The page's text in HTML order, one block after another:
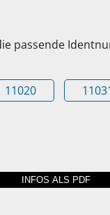
passende
11020